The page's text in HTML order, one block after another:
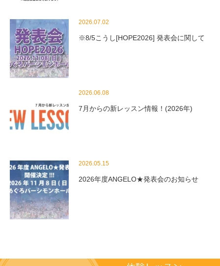
2026.07.02
※8/5こうし[HOPE2026] 発表会に関して
2026.06.08
7月からの新レッスン情報！(2026年)
2026.05.15
2026年度ANGELO★発表会のお知らせ